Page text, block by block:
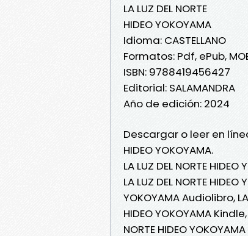
LA LUZ DEL NORTE
HIDEO YOKOYAMA
Idioma: CASTELLANO
Formatos: Pdf, ePub,
ISBN: 9788419456427
Editorial: SALAMANDRA
Año de edición: 2024
Descargar o leer en
HIDEO YOKOYAMA.
LA LUZ DEL NORTE HIDEO
LA LUZ DEL NORTE
YOKOYAMA Audiolibro, LA
HIDEO YOKOYAMA Kindle,
NORTE HIDEO